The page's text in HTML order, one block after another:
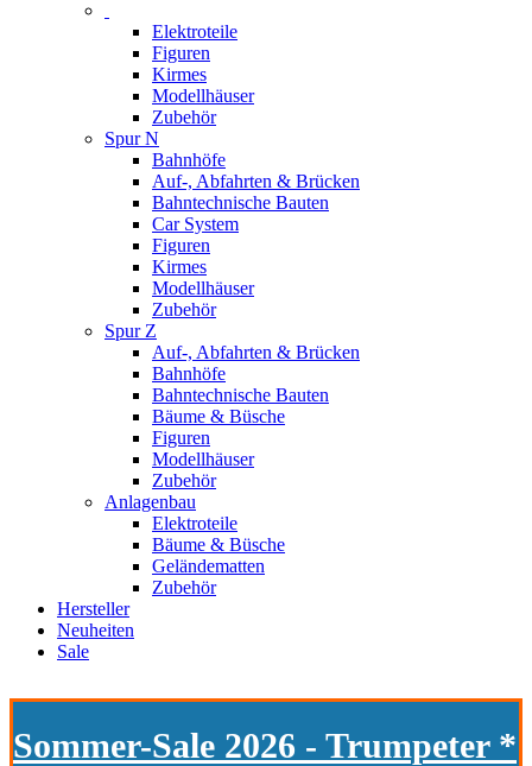
Elektroteile
Figuren
Kirmes
Modellhäuser
Zubehör
Spur N
Bahnhöfe
Auf-, Abfahrten & Brücken
Bahntechnische Bauten
Car System
Figuren
Kirmes
Modellhäuser
Zubehör
Spur Z
Auf-, Abfahrten & Brücken
Bahnhöfe
Bahntechnische Bauten
Bäume & Büsche
Figuren
Modellhäuser
Zubehör
Anlagenbau
Elektroteile
Bäume & Büsche
Geländematten
Zubehör
Hersteller
Neuheiten
Sale
Sommer-Sale 2026 - Trumpeter *